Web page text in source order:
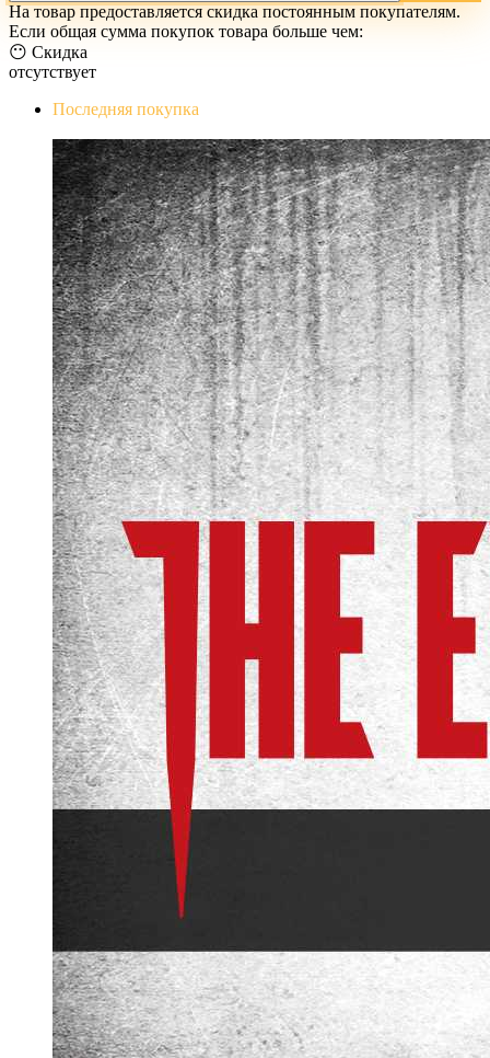
На товар предоставляется скидка постоянным покупателям.
Если общая сумма покупок товара больше чем:
😶 Скидка
отсутствует
Последняя покупка